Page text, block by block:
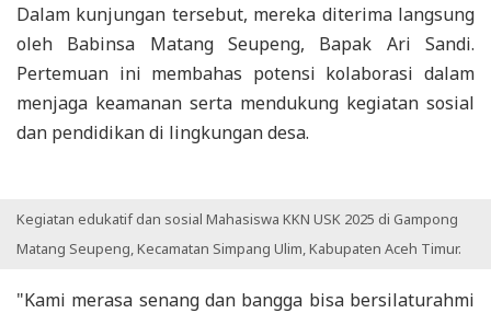
Dalam kunjungan tersebut, mereka diterima langsung
oleh Babinsa Matang Seupeng, Bapak Ari Sandi.
Pertemuan ini membahas potensi kolaborasi dalam
menjaga keamanan serta mendukung kegiatan sosial
dan pendidikan di lingkungan desa.
Kegiatan edukatif dan sosial Mahasiswa KKN USK 2025 di Gampong
Matang Seupeng, Kecamatan Simpang Ulim, Kabupaten Aceh Timur.
"Kami merasa senang dan bangga bisa bersilaturahmi